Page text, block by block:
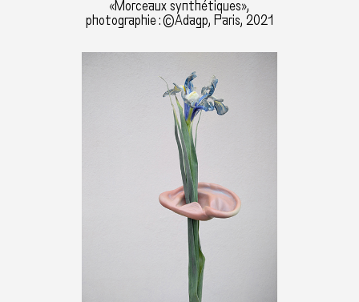
«Morceaux synthétiques»,
photographie : ©Adagp, Paris, 2021